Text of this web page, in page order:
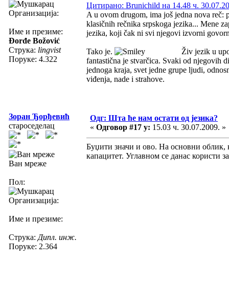
Организација:
Име и презиме:
Đorđe Božović
Струка: lingvist
Поруке: 4.322
Цитирано: Brunichild на 14.48 ч.
A u ovom drugom, ima još jedna nova reč:
klasičnih rečnika srpskoga jezika... Mene
jezika, koji čak ni svi njegovi izvorni
Tako je.
Živ jezik u
fantastična je stvarčica. Svaki od njegovih
jednoga kraja, svet jedne grupe ljudi,
viđenja, nade i strahove.
Зоран Ђорђевић
староседелац
Ван мреже
Пол:
Организација:
Име и презиме:
Струка: Дипл. инж.
Поруке: 2.364
Одг: Шта ће нам остати од језика?
« Одговор #17 у: 15.03 ч. 30.07.2009. »
Буџити значи и ово. На основни облик,
капацитет. Углавном се данас користи